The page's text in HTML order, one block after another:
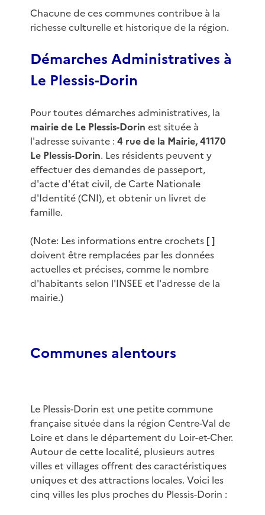
Chacune de ces communes contribue à la
richesse culturelle et historique de la région.
Démarches Administratives à
Le Plessis-Dorin
Pour toutes démarches administratives, la
mairie de Le Plessis-Dorin est située à
l'adresse suivante : 4 rue de la Mairie, 41170
Le Plessis-Dorin. Les résidents peuvent y
effectuer des demandes de passeport,
d'acte d'état civil, de Carte Nationale
d'Identité (CNI), et obtenir un livret de
famille.
(Note: Les informations entre crochets [ ]
doivent être remplacées par les données
actuelles et précises, comme le nombre
d'habitants selon l'INSEE et l'adresse de la
mairie.)
Communes alentours
Le Plessis-Dorin est une petite commune
française située dans la région Centre-Val de
Loire et dans le département du Loir-et-Cher.
Autour de cette localité, plusieurs autres
villes et villages offrent des caractéristiques
uniques et des attractions locales. Voici les
cinq villes les plus proches du Plessis-Dorin :